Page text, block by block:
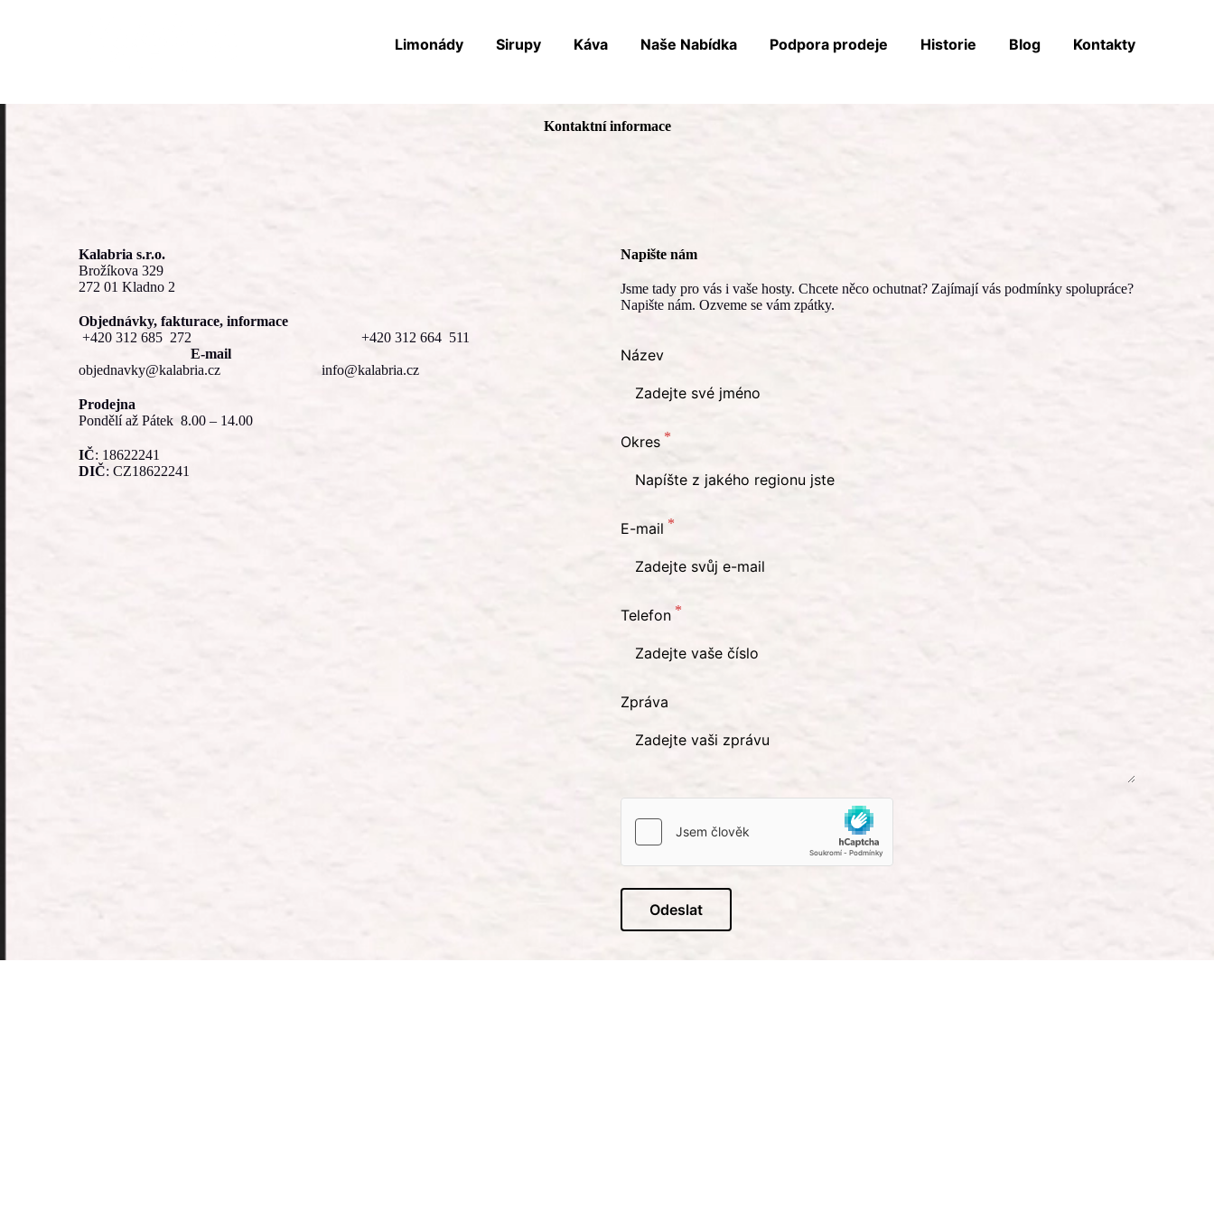
Limonády Sirupy Káva Naše Nabídka Podpora prodeje Historie Blog Kontakty
Kontaktní informace
Kalabria s.r.o.
Brožíkova 329
272 01 Kladno 2
Objednávky, fakturace, informace
+420 312 685 272
+420 312 664 511
E-mail
objednavky@kalabria.cz
info@kalabria.cz
Prodejna
Pondělí až Pátek 8.00 – 14.00
IČ: 18622241
DIČ: CZ18622241
Napište nám
Jsme tady pro vás i vaše hosty. Chcete něco ochutnat? Zajímají vás podmínky spolupráce?
Napište nám. Ozveme se vám zpátky.
Název
Okres
E-mail
Telefon
Zpráva
Odeslat